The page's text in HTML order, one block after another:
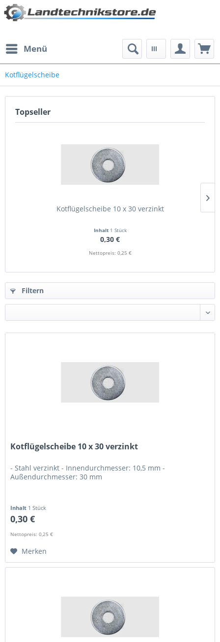
Menü
Kotflügelscheibe
Topseller
Kotflügelscheibe 10 x 30 verzinkt
Inhalt 1 Stück
0,30 €
Nettopreis: 0,25 €
Filtern
Kotflügelscheibe 10 x 30 verzinkt
- Stahl verzinkt - Innendurchmesser: 10,5 mm -
Außendurchmesser: 30 mm
Inhalt 1 Stück
0,30 €
Nettopreis: 0,25 €
Merken